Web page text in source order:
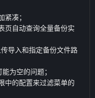
紧凑；
页自动查询全量备份实
导入和指定备份文件路
为空的问题；
中的配置来过滤菜单的